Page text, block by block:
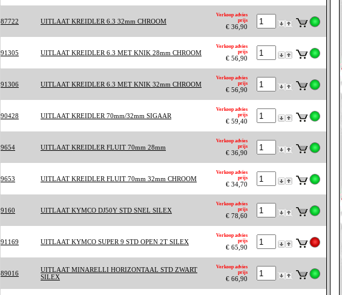
87722 UITLAAT KREIDLER 6.3 32mm CHROOM
Verkoop advies
prijs
€ 36,90
91305 UITLAAT KREIDLER 6.3 MET KNIK 28mm CHROOM
Verkoop advies
prijs
€ 56,90
91306 UITLAAT KREIDLER 6.3 MET KNIK 32mm CHROOM
Verkoop advies
prijs
€ 56,90
90428 UITLAAT KREIDLER 70mm/32mm SIGAAR
Verkoop advies
prijs
€ 59,40
9654 UITLAAT KREIDLER FLUIT 70mm 28mm
Verkoop advies
prijs
€ 36,90
9653 UITLAAT KREIDLER FLUIT 70mm 32mm CHROOM
Verkoop advies
prijs
€ 34,70
9160 UITLAAT KYMCO DJ50Y STD SNEL SILEX
Verkoop advies
prijs
€ 78,60
91169 UITLAAT KYMCO SUPER 9 STD OPEN 2T SILEX
Verkoop advies
prijs
€ 65,90
89016
UITLAAT MINARELLI HORIZONTAAL STD ZWART
SILEX
Verkoop advies
prijs
€ 66,90